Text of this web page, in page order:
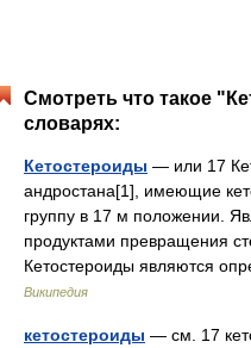
Смотреть что такое
словарях:
Кетостероиды — или 17
андростана[1], имеющие
группу в 17 м положении.
продуктами превращения
Кетостероиды являются
Википедия
кетостероиды — см. 17